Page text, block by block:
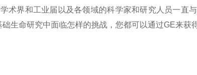
术界和工业届以及各领域的科学家和研究人员一直
础生命研究中面临怎样的挑战，您都可以通过GE来获